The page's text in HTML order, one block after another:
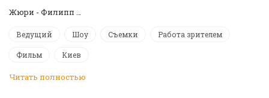
Жюри - Филипп …
Ведущий Шоу Съемки Работа зрителем
Фильм Киев
Читать полностью